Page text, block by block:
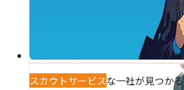
あなただけの特別な一社が見つかる
スカウトサービス